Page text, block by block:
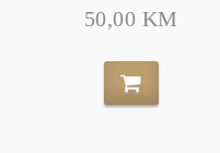
50,00 KM